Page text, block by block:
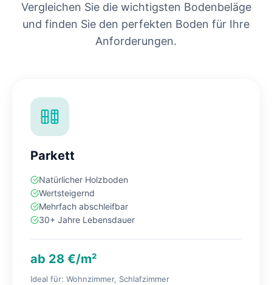
Vergleichen Sie die wichtigsten Bodenbeläge
und finden Sie den perfekten Boden für Ihre
Anforderungen.
Parkett
Natürlicher Holzboden
Wertsteigernd
Mehrfach abschleifbar
30+ Jahre Lebensdauer
ab 28 €/m²
Ideal für: Wohnzimmer, Schlafzimmer